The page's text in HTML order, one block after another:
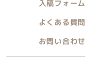
入稿フォーム
よくある質問
お問い合わせ